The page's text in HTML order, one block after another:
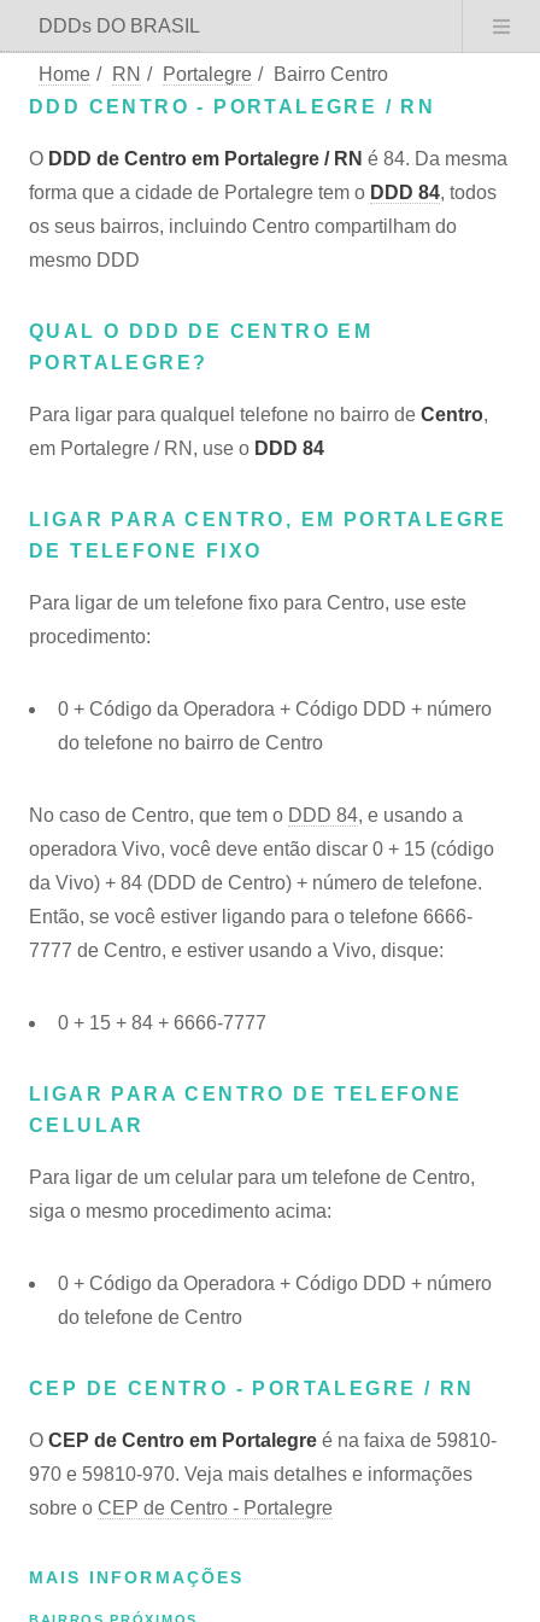
DDDs DO BRASIL
Home / RN / Portalegre /
Bairro Centro
DDD CENTRO - PORTALEGRE / RN
O DDD de Centro em Portalegre / RN é 84. Da mesma
forma que a cidade de Portalegre tem o DDD 84, todos
os seus bairros, incluindo Centro compartilham do
mesmo DDD
QUAL O DDD DE CENTRO EM
PORTALEGRE?
Para ligar para qualquel telefone no bairro de Centro,
em Portalegre / RN, use o DDD 84
LIGAR PARA CENTRO, EM PORTALEGRE
DE TELEFONE FIXO
Para ligar de um telefone fixo para Centro, use este
procedimento:
0 + Código da Operadora + Código DDD + número
do telefone no bairro de Centro
No caso de Centro, que tem o DDD 84, e usando a
operadora Vivo, você deve então discar 0 + 15 (código
da Vivo) + 84 (DDD de Centro) + número de telefone.
Então, se você estiver ligando para o telefone 6666-
7777 de Centro, e estiver usando a Vivo, disque:
0 + 15 + 84 + 6666-7777
LIGAR PARA CENTRO DE TELEFONE
CELULAR
Para ligar de um celular para um telefone de Centro,
siga o mesmo procedimento acima:
0 + Código da Operadora + Código DDD + número
do telefone de Centro
CEP DE CENTRO - PORTALEGRE / RN
O CEP de Centro em Portalegre é na faixa de 59810-
970 e 59810-970. Veja mais detalhes e informações
sobre o CEP de Centro - Portalegre
MAIS INFORMAÇÕES